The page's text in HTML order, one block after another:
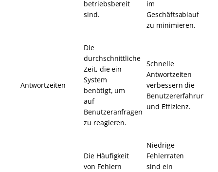
betriebsbereit
sind.
im
Geschäftsablauf
zu minimieren.
Antwortzeiten
Die
durchschnittliche
Zeit, die ein
System
benötigt, um
auf
Benutzeranfragen
zu reagieren.
Schnelle
Antwortzeiten
verbessern die
Benutzererfahrung
und Effizienz.
Die Häufigkeit
von Fehlern
Niedrige
Fehlerraten
sind ein